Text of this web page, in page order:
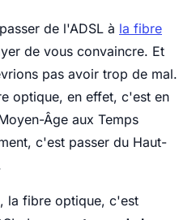
de l'ADSL à la fibre
de vous convaincre. Et
pas avoir trop de mal.
optique, en effet, c'est en
Âge aux Temps
c'est passer du Haut-
la fibre optique, c'est